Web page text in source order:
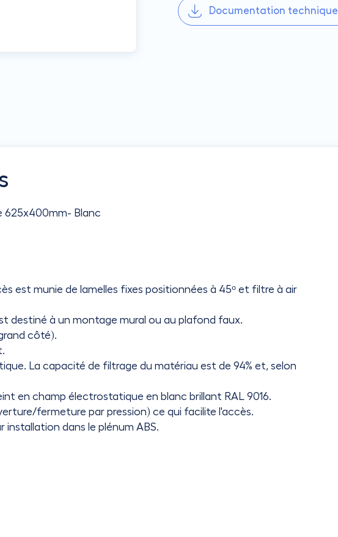
Documentation technique
625x400mm- Blanc
est munie de lamelles fixes positionnées à 45ᵒ et filtre à air
destiné à un montage mural ou au plafond faux.
côté).
La capacité de filtrage du matériau est de 94% et, selon
en champ électrostatique en blanc brillant RAL 9016.
fermeture par pression) ce qui facilite l'accès.
dans le plénum ABS.